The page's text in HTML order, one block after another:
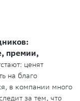
премии,
ценят
на благо
в компании много
за тем, что